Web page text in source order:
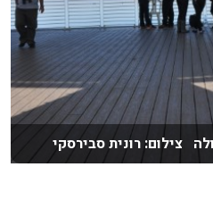
צילום: רונית סבירסקי